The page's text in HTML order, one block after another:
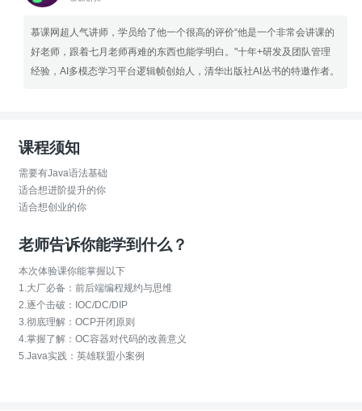
慕课网超人气讲师，学员给了他一个很高的评价“他是一个非常会讲课的
好老师，跟着七月老师再难的东西也能学明白。"十年+研发及团队管理
经验，AI多模态学习平台逻辑帧创始人，清华出版社AI丛书的特邀作者。
课程须知
需要有Java语法基础
适合想进阶提升的你
适合想创业的你
老师告诉你能学到什么？
本次体验课你能掌握以下
1.大厂必备：前后端编程规约与思维
2.逐个击破：IOC/DC/DIP
3.彻底理解：OCP开闭原则
4.掌握了解：OC容器对代码的改善意义
5.Java实践：英雄联盟小案例